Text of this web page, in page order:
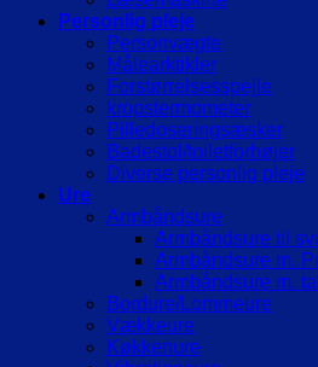
Personlig pleje
Personvægte
Målearktikler
Forstørrelsesspejle
kropstermometer
Pilledoseringsæsker
Badestol/toiletforhøjer
Diverse personlig pleje
Ure
Armbåndsure
Armbåndsure til
Armbåndsure m.
Armbåndsure m.
Bordure/Lommeure
Vækkeure
Køkkenure